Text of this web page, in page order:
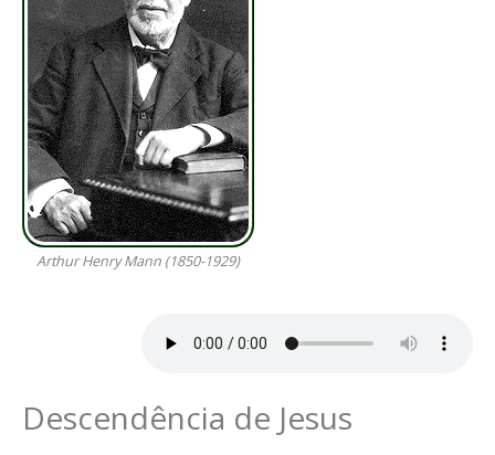
Arthur Henry Mann (1850-1929)
Descendência de Jesus